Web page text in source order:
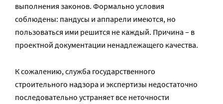
выполнения законов. Формально условия
соблюдены: пандусы и аппарели имеются, но
пользоваться ими решится не каждый. Причина – в
проектной документации ненадлежащего качества.
К сожалению, служба государственного
строительного надзора и экспертизы недостаточно
последовательно устраняет все неточности